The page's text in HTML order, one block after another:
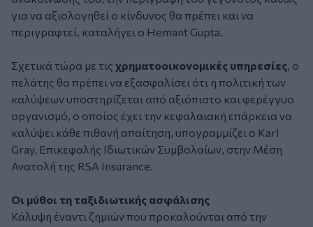
για να αξιολογηθεί ο κίνδυνος θα πρέπει και να
περιγραφτεί, καταλήγει ο Hemant Gupta.
Σχετικά τώρα με τις χρηματοοικονομικές υπηρεσίες, ο
πελάτης θα πρέπει να εξασφαλίσει ότι η πολιτική των
καλύψεων υποστηρίζεται από αξιόπιστο και φερέγγυο
οργανισμό, ο οποίος έχει την κεφαλαιακή επάρκεια να
καλύψει κάθε πιθανή απαίτηση, υπογραμμίζει ο Karl
Gray, Επικεφαλής Ιδιωτικών Συμβολαίων, στην Μέση
Ανατολή της RSA Insurance.
Οι μύθοι τη ταξιδιωτικής ασφάλισης
Κάλυψη έναντι ζημιών που προκαλούνται από την